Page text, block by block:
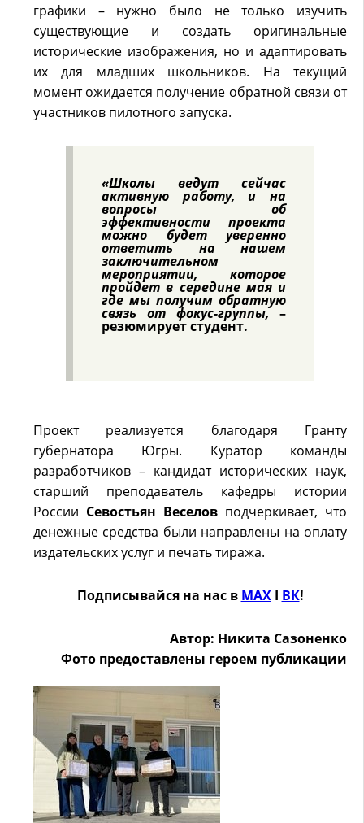
графики – нужно было не только изучить
существующие и создать оригинальные
исторические изображения, но и адаптировать
их для младших школьников. На текущий
момент ожидается получение обратной связи от
участников пилотного запуска.
«Школы ведут сейчас
активную работу, и на
вопросы об
эффективности проекта
можно будет уверенно
ответить на нашем
заключительном
мероприятии, которое
пройдет в середине мая и
где мы получим обратную
связь от фокус-группы, –
резюмирует студент.
Проект реализуется благодаря Гранту
губернатора Югры. Куратор команды
разработчиков – кандидат исторических наук,
старший преподаватель кафедры истории
России Севостьян Веселов подчеркивает, что
денежные средства были направлены на оплату
издательских услуг и печать тиража.
Подписывайся на нас в MAXӀ ВК!
Автор: Никита Сазоненко
Фото предоставлены героем публикации